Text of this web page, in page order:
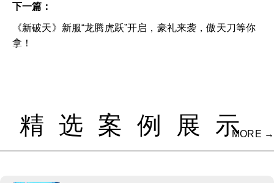
下一篇：
《新破天》新服“龙腾虎跃”开启，豪礼来袭，傲天刀等你
拿！
精选案例展示MORE →